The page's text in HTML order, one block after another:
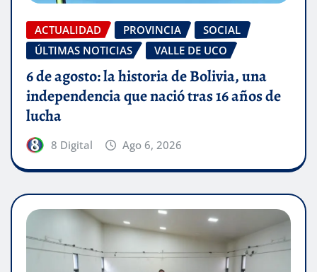
ACTUALIDAD PROVINCIA
SOCIAL
ÚLTIMAS NOTICIAS
VALLE DE UCO
6 de agosto: la historia de Bolivia, una
independencia que nació tras 16 años de
lucha
8 Digital Ago 6, 2026